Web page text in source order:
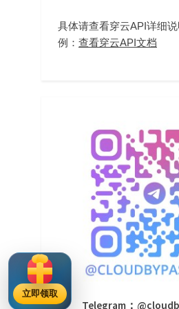
具体请查看穿云API详细
例： 查看穿云API文档
Telegram：
立即领取